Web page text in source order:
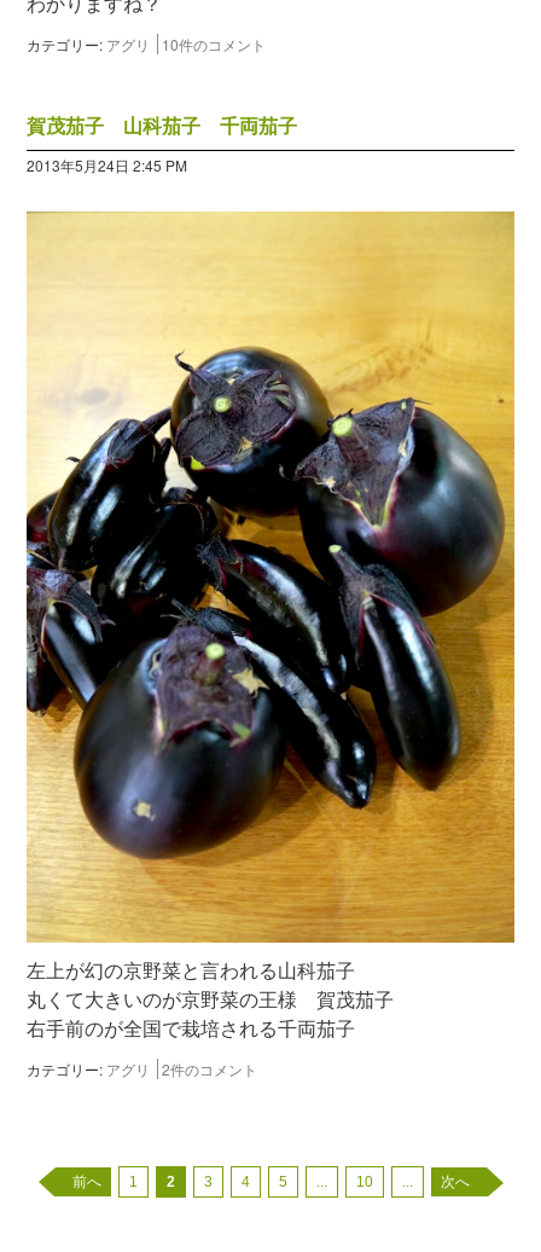
わかりますね？
カテゴリー: アグリ 10件のコメント
賀茂茄子 山科茄子 千両茄子
2013年5月24日 2:45 PM
左上が幻の京野菜と言われる山科茄子
丸くて大きいのが京野菜の王様 賀茂茄子
右手前のが全国で栽培される千両茄子
カテゴリー: アグリ 2件のコメント
前へ 1 2 3 4 5 ... 10 ... 次へ